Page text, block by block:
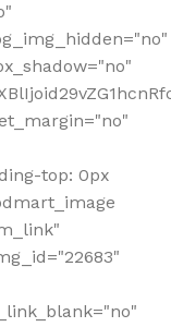
top: 0px